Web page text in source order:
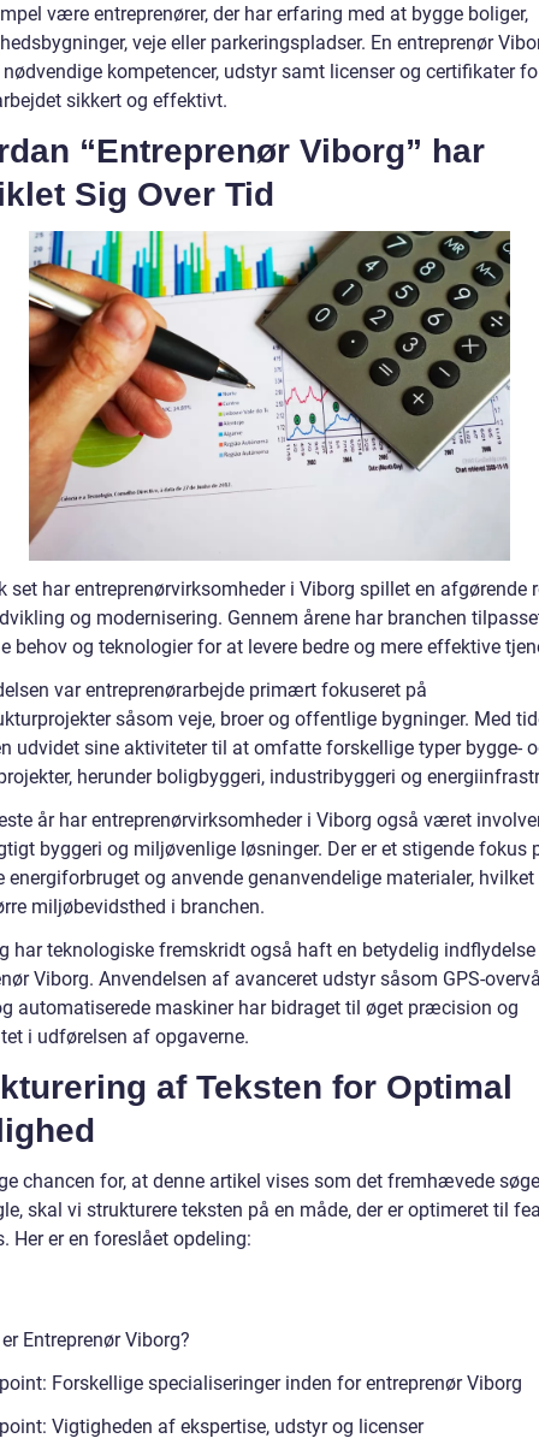
være entreprenører, der har erfaring med at bygge boliger,
veje eller parkeringspladser. En entreprenør
nødvendige kompetencer, udstyr samt licenser og certifikater
sikkert og effektivt.
“Entreprenør Viborg” har
Sig Over Tid
set har entreprenørvirksomheder i Viborg spillet en afgørende
og modernisering. Gennem årene har branchen
behov og teknologier for at levere bedre og mere effektive
var entreprenørarbejde primært fokuseret på
såsom veje, broer og offentlige bygninger. Med
udvidet sine aktiviteter til at omfatte forskellige typer bygge-
herunder boligbyggeri, industribyggeri og
år har entreprenørvirksomheder i Viborg også været
byggeri og miljøvenlige løsninger. Der er et stigende fokus
energiforbruget og anvende genanvendelige materialer,
miljøbevidsthed i branchen.
har teknologiske fremskridt også haft en betydelig
Viborg. Anvendelsen af avanceret udstyr såsom GPS-
automatiserede maskiner har bidraget til øget præcision og
i udførelsen af opgaverne.
af Teksten for Optimal
chancen for, at denne artikel vises som det fremhævede
skal vi strukturere teksten på en måde, der er optimeret til
Her er en foreslået opdeling:
Entreprenør Viborg?
Forskellige specialiseringer inden for entreprenør Viborg
Vigtigheden af ekspertise, udstyr og licenser